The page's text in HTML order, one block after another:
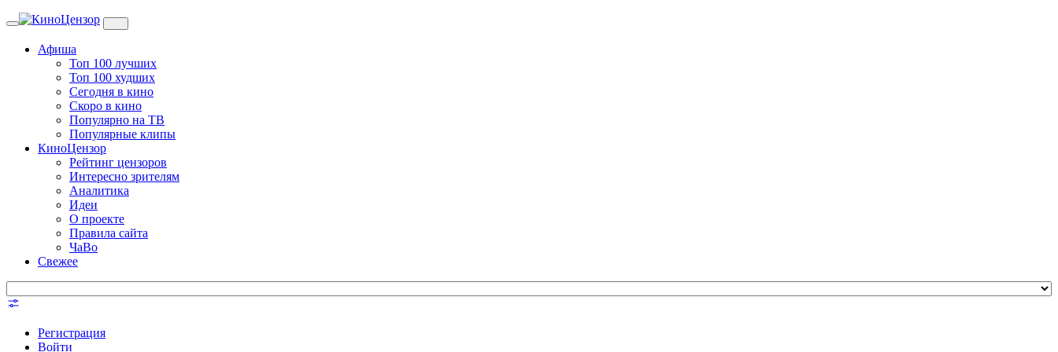
Toggle
Афиша
Топ 100 лучших
Топ 100 худших
Сегодня в кино
Скоро в кино
Популярно на ТВ
Популярные клипы
КиноЦензор
Рейтинг цензоров
Интересно зрителям
Аналитика
Идеи
О проекте
Правила сайта
ЧаВо
Свежее
Регистрация
Войти